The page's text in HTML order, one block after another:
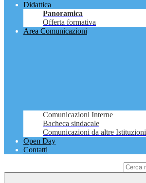
Didattica
Panoramica
Offerta formativa
Area Comunicazioni
Comunicazioni Interne
Bacheca sindacale
Comunicazioni da altre Istituzioni
Open Day
Contatti